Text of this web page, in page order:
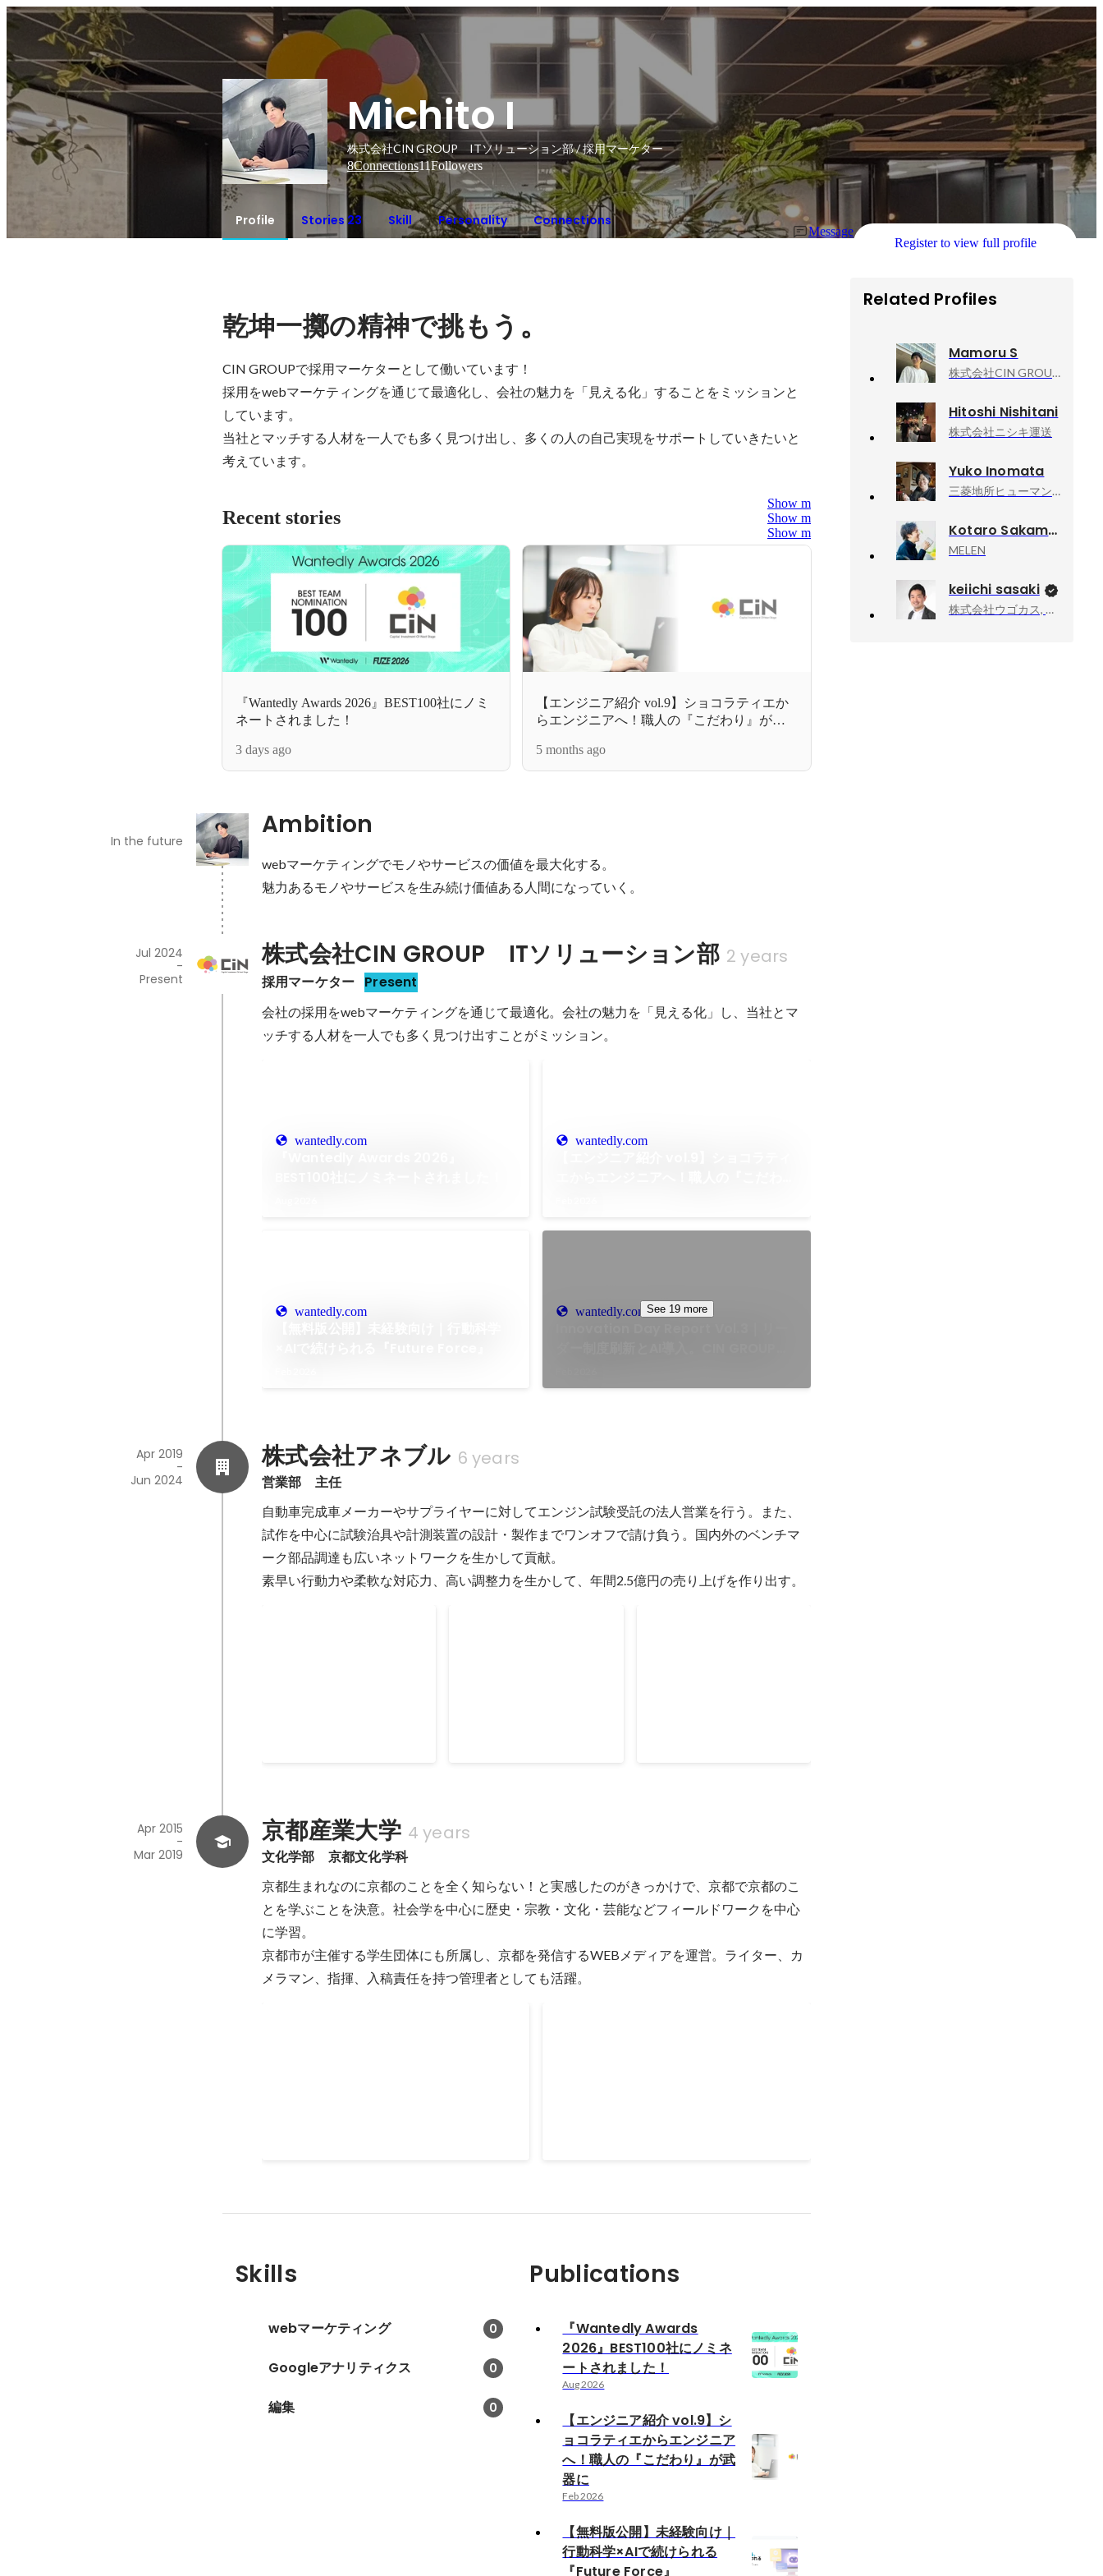
Michito I
株式会社CIN GROUP ITソリューション部 / 採用マーケター
8Connections11Followers
Profile Stories 23 Skill Personality Connections
Message
Register to view full profile
乾坤一擲の精神で挑もう 。
CIN GROUPで採用マーケターとして働いています！
採用をwebマーケティングを通じて最適化し、会社の魅力を「見える化」することをミッションと
しています。
当社とマッチする人材を一人でも多く見つけ出し、多くの人の自己実現をサポートしていきたいと
考えています。
Recent stories
Show more
Show more
Show more
『Wantedly Awards 2026』BEST100社にノミ
ネートされました！
3 days ago
【エンジニア紹介 vol.9】ショコラティエか
らエンジニアへ！職人の『こだわり』が武
5 months ago
Ambition
In the future
webマーケティングでモノやサービスの価値を最大化する。
魅力あるモノやサービスを生み続け価値ある人間になっていく。
株式会社CIN GROUP　ITソリューション部 2 years
採用マーケター Present
Jul 2024
-
Present
会社の採用をwebマーケティングを通じて最適化。会社の魅力を「見える化」し、当社とマ
ッチする人材を一人でも多く見つけ出すことがミッション。
wantedly.com wantedly.com
wantedly.com wantedly.comSee 19 more
株式会社アネブル 6 years
営業部　主任
Apr 2019
-
Jun 2024
自動車完成車メーカーやサプライヤーに対してエンジン試験受託の法人営業を行う。また、
試作を中心に試験治具や計測装置の設計・製作までワンオフで請け負う。国内外のベンチマ
ーク部品調達も広いネットワークを生かして貢献。
素早い行動力や柔軟な対応力、高い調整力を生かして、年間2.5億円の売り上げを作り出す。
京都産業大学 4 years
文化学部　京都文化学科
Apr 2015
-
Mar 2019
京都生まれなのに京都のことを全く知らない！と実感したのがきっかけで、京都で京都のこ
とを学ぶことを決意。社会学を中心に歴史・宗教・文化・芸能などフィールドワークを中心
に学習。
京都市が主催する学生団体にも所属し、京都を発信するWEBメディアを運営。ライター、カ
メラマン、指揮、入稿責任を持つ管理者としても活躍。
Skills
webマーケティング 0
Googleアナリティクス 0
編集 0
Publications
『Wantedly Awards
2026』BEST100社にノミネ
ートされました！
Aug 2026
【エンジニア紹介 vol.9】シ
ョコラティエからエンジニア
へ！職人の『こだわり』が武
器に
Feb 2026
【無料版公開】未経験向け｜
行動科学×AIで続けられる
『Future Force』
Related Profiles
Mamoru S
株式会社CIN GROUP ITソリューション部, 採用チーム チーフ
Hitoshi Nishitani
株式会社ニシキ運送
Yuko Inomata
三菱地所ヒューマンリソース株式会社, 人材開発、組織開発、人事
Kotaro Sakamoto
MELEN
keiichi sasaki
株式会社ウゴカス, 代表取締役